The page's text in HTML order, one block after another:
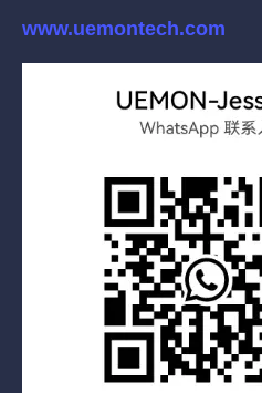
www.uemontech.com